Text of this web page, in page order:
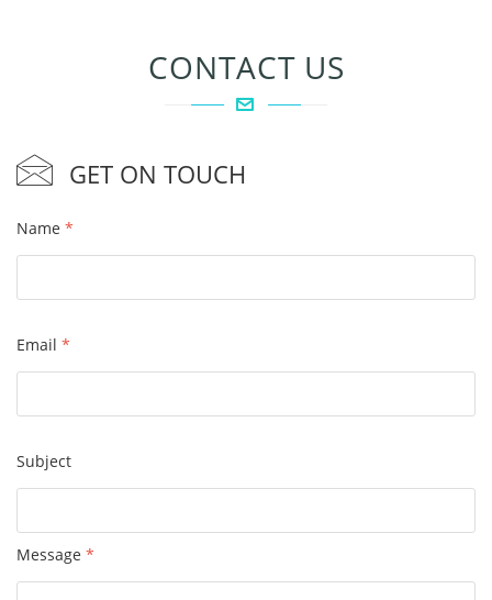
CONTACT US
GET ON TOUCH
Name *
Email *
Subject
Message *